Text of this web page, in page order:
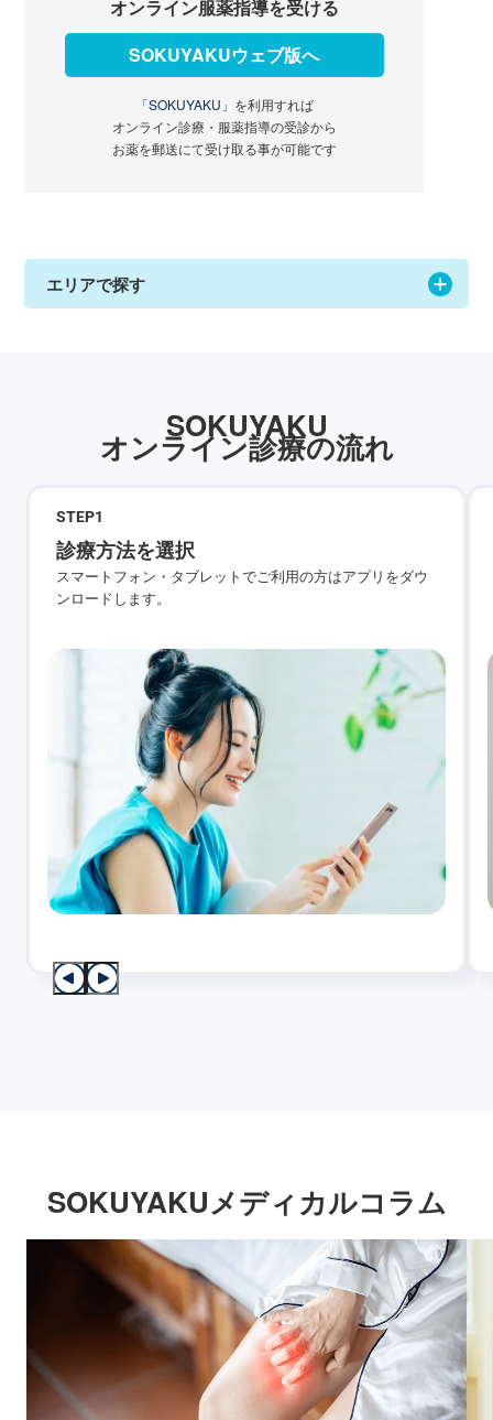
オンライン服薬指導を受ける
SOKUYAKUウェブ版へ
「SOKUYAKU」 を利用すれば
オンライン診療・服薬指導の受診から
お薬を郵送にて受け取る事が可能です
エリアで探す
SOKUYAKU
オンライン診療の流れ
STEP1
診療方法を選択
スマートフォン・タブレットでご利用の方はアプリをダウ
ンロードします。
SOKUYAKUメディカルコラム